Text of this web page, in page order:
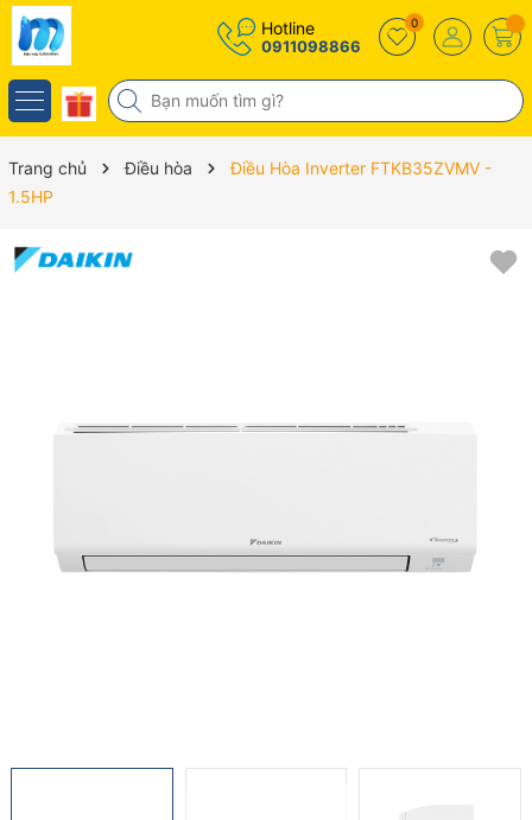
Hotline
0911098866
0
Trang chủ Điều hòa
Điều Hòa Inverter FTKB35ZVMV -
1.5HP